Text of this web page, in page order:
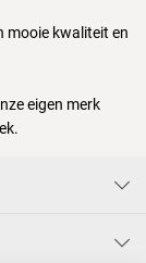
mooie kwaliteit en
eigen merk